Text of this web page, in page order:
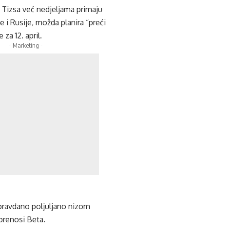
već nedjeljama primaju
Rusije, možda planira “preći
12. april.
- Marketing -
poljuljano nizom
Beta.